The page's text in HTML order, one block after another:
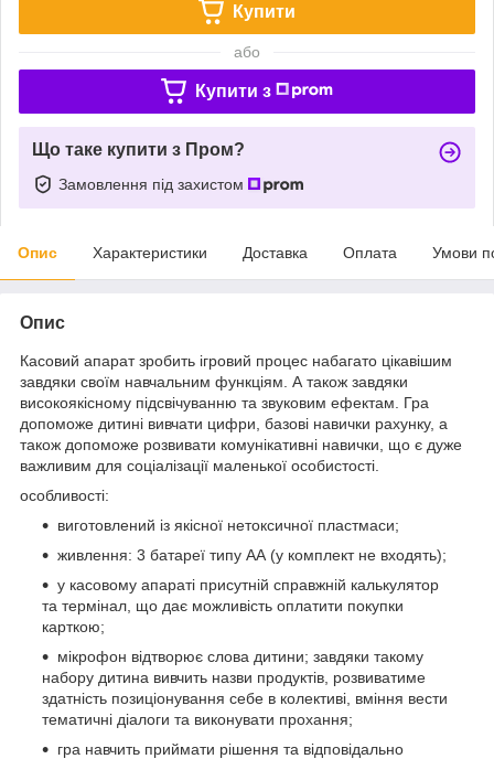
Купити
або
Купити з
Що таке купити з Пром?
Замовлення під захистом
Опис Характеристики Доставка Оплата Умови
Опис
Касовий апарат зробить ігровий процес набагато цікавішим
завдяки своїм навчальним функціям. А також завдяки
високоякісному підсвічуванню та звуковим ефектам. Гра
допоможе дитині вивчати цифри, базові навички рахунку, а
також допоможе розвивати комунікативні навички, що є дуже
важливим для соціалізації маленької особистості.
особливості:
виготовлений із якісної нетоксичної пластмаси;
живлення: 3 батареї типу АА (у комплект не входять);
у касовому апараті присутній справжній калькулятор
та термінал, що дає можливість оплатити покупки
карткою;
мікрофон відтворює слова дитини; завдяки такому
набору дитина вивчить назви продуктів, розвиватиме
здатність позиціонування себе в колективі, вміння вести
тематичні діалоги та виконувати прохання;
гра навчить приймати рішення та відповідально